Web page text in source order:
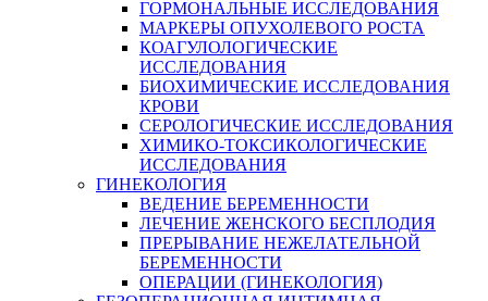
ГОРМОНАЛЬНЫЕ ИССЛЕДОВАНИЯ
МАРКЕРЫ ОПУХОЛЕВОГО РОСТА
КОАГУЛОЛОГИЧЕСКИЕ
ИССЛЕДОВАНИЯ
БИОХИМИЧЕСКИЕ ИССЛЕДОВАНИЯ
КРОВИ
СЕРОЛОГИЧЕСКИЕ ИССЛЕДОВАНИЯ
ХИМИКО-ТОКСИКОЛОГИЧЕСКИЕ
ИССЛЕДОВАНИЯ
ГИНЕКОЛОГИЯ
ВЕДЕНИЕ БЕРЕМЕННОСТИ
ЛЕЧЕНИЕ ЖЕНСКОГО БЕСПЛОДИЯ
ПРЕРЫВАНИЕ НЕЖЕЛАТЕЛЬНОЙ
БЕРЕМЕННОСТИ
ОПЕРАЦИИ (ГИНЕКОЛОГИЯ)